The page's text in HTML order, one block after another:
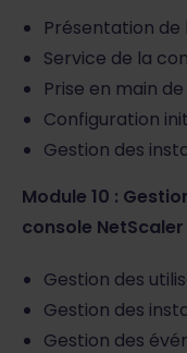
Présentation de
Service de la
Prise en main
Configuration
Gestion des
Module 10 :
console NetScaler
Gestion des
Gestion des
Gestion des